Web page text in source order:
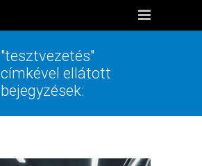
"tesztvezetés"
címkével ellátott
bejegyzések: